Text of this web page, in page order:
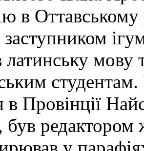
в Оттавському
латинську мову
студентам.
в Провінції
був